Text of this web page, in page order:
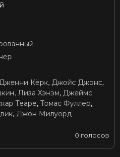
Дженни Кёрк, Джойс Джонс,
, Лиза Хэнэм, Джеймс
Теаре, Томас Фуллер,
, Джон Милуорд
0 голосов